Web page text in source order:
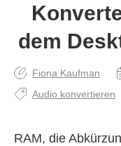
dem
Fiona Kaufman
Audio konvertieren
RAM, die